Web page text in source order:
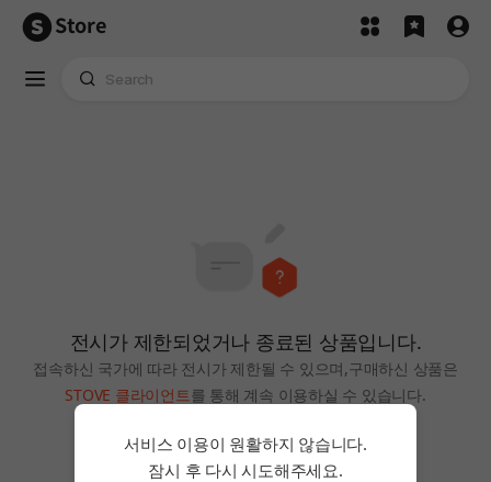
Store
전시가 제한되었거나 종료된 상품입니다.
접속하신 국가에 따라 전시가 제한될 수 있으며,구매하신 상품은
STOVE 클라이언트를 통해 계속 이용하실 수 있습니다.
홈으로
서비스 이용이 원활하지 않습니다.
잠시 후 다시 시도해주세요.